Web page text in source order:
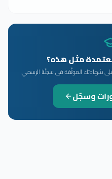
مثل هذه؟
شهادتك الموثّقة في سجلّنا الرسمي
وسجّل